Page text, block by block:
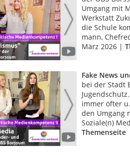
Umgang mit
Werkstatt
die Schule
mann,
März 2026 |
Fake News
bei der Stadt
immer öfter
den Umgang
Soziale(n)
Themenseite